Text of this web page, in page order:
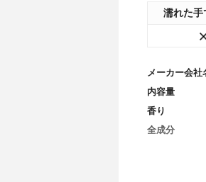
濡れた手
メーカー会社
内容量
香り
全成分